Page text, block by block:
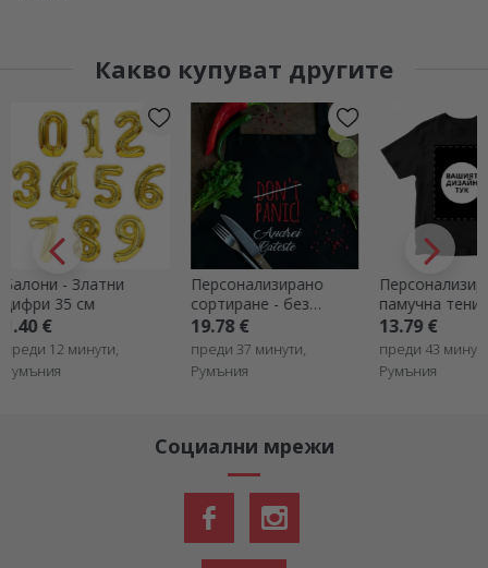
Какво купуват другите
Персонализирано
сортиране - без
паника
19.78 €
преди 37 минути,
Румъния
Персонализирана
памучна тениска с
вашата портретна
графика
13.79 €
преди 43 минути,
Румъния
сортиране
- Dezgatit
13.79 €
преди 56
Румъния
Социални мрежи